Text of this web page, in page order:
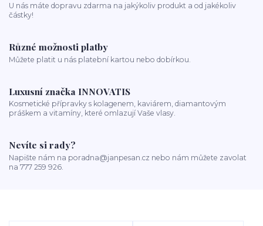
U nás máte dopravu zdarma na jakýkoliv produkt a od jakékoliv
částky!
Různé možnosti platby
Můžete platit u nás platební kartou nebo dobírkou.
Luxusní značka INNOVATIS
Kosmetické přípravky s kolagenem, kaviárem, diamantovým
práškem a vitamíny, které omlazují Vaše vlasy.
Nevíte si rady?
Napište nám na poradna@janpesan.cz nebo nám můžete zavolat
na 777 259 926.